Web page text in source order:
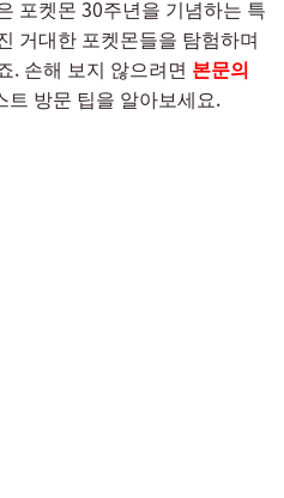
포켓몬 30주년을 기념하는 특
거대한 포켓몬들을 탐험하며
. 손해 보지 않으려면 본문의
트 방문 팁을 알아보세요.